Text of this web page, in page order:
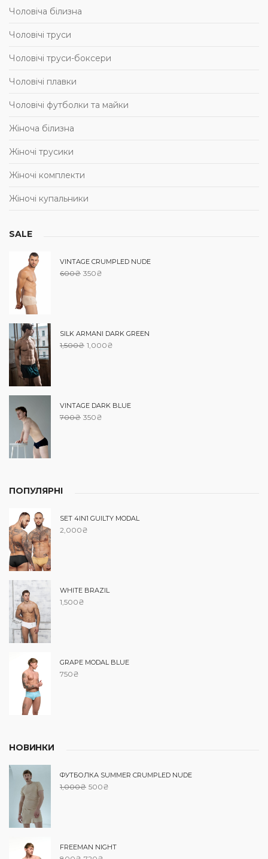
Чоловіча білизна
Чоловічі труси
Чоловічі труси-боксери
Чоловічі плавки
Чоловічі футболки та майки
Жіноча білизна
Жіночі трусики
Жіночі комплекти
Жіночі купальники
SALE
VINTAGE CRUMPLED NUDE
600₴ 350₴
SILK ARMANI DARK GREEN
1,500₴ 1,000₴
VINTAGE DARK BLUE
700₴ 350₴
ПОПУЛЯРНІ
SET 4IN1 GUILTY MODAL
2,000₴
WHITE BRAZIL
1,500₴
GRAPE MODAL BLUE
750₴
НОВИНКИ
ФУТБОЛКА SUMMER CRUMPLED NUDE
1,000₴ 500₴
FREEMAN NIGHT